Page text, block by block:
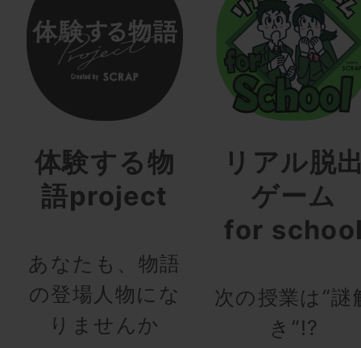
体験する物
語project
あなたも、物語
の登場人物にな
りませんか
リアル脱
ゲーム
for
次の授業は“謎
き”!?